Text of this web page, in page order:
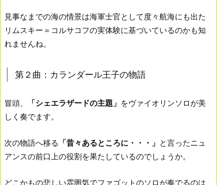
見事なまでの海の情景は海軍士官として度々航海にも出た
リムスキー＝コルサコフの実体験に基づいているのかも知
れませんね。
第２曲：カランダール王子の物語
冒頭、 「シェエラザードの主題」 をヴァイオリンソロが美
しく奏でます。
次の物語へ移る 「昔々あるところに・・・」 と言ったニュ
アンスの前口上の役割を果たしているのでしょうか。
どこかもの悲しい雰囲気でファゴットのソロが奏でるのは